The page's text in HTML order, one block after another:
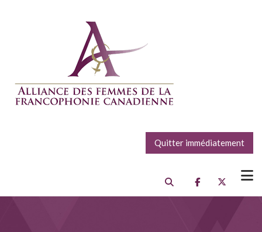
Quitter immédiatement